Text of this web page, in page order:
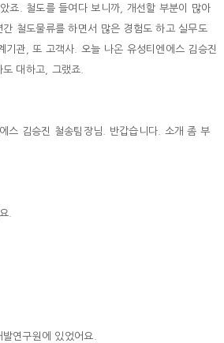
죠. 철도를 들여다 보니까, 개선할 부분이 많아
철도물류를 하면서 많은 경험도 하고 실무도
기관, 또 고객사. 오늘 나온 유성티엔에스 김승진
대하고, 그랬죠.
스 김승진 철송팀장님. 반갑습니다. 소개 좀 부
.
연구원에 있었어요.